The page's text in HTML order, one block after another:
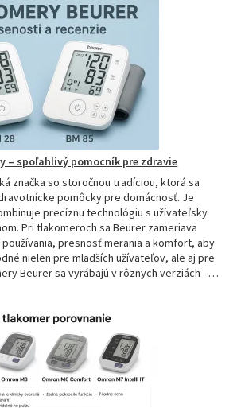
– spoľahlivý pomocník pre zdravie
značka so storočnou tradíciou, ktorá sa
pomôcky pre domácnosť. Je
precíznu technológiu s užívateľsky
Pri tlakomeroch sa Beurer zameriava
presnosť merania a komfort, aby
nielen pre mladších užívateľov, ale aj pre
Beurer sa vyrábajú v rôznych verziách –…